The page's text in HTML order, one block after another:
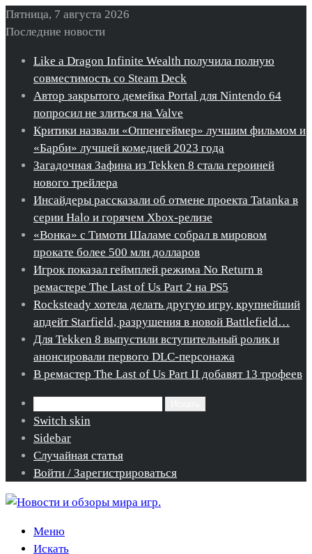
Пятница, 7 августа 2026
Последние новости
Like a Dragon Infinite Wealth получила полную
совместимость со Steam Deck
Автор закрытого демейка Portal для Nintendo 64
попросил не злиться на Valve
Критики назвали «Оппенгеймер» лучшим фильмом и
«Барби» лучшей комедией 2023 года
Загадочная Зафина из Tekken 8 стала героиней
нового трейлера
Инсайдеры рассказали об отмене проекта Tatanka в
серии Halo и горячем Xbox-релизе
«Вонка» с Тимоти Шаламе собрал в мировом
прокате более 500 млн долларов
Игрок показал геймплей режима No Return в
ремастере The Last of Us Part 2 на PS5
Rocksteady хотела делать другую игру, крупнейший
апдейт Starfield, разрушения в новой Battlefield…
Для Tekken 8 выпустили вступительный ролик и
анонсировали первого DLC-персонажа
В ремастер The Last of Us Part II добавят 13 трофеев
Switch skin
Sidebar
Случайная статья
Войти / Зарегистрироваться
Меню
Искать